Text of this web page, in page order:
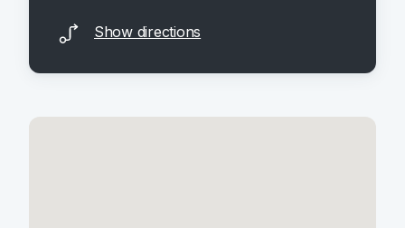
Show directions